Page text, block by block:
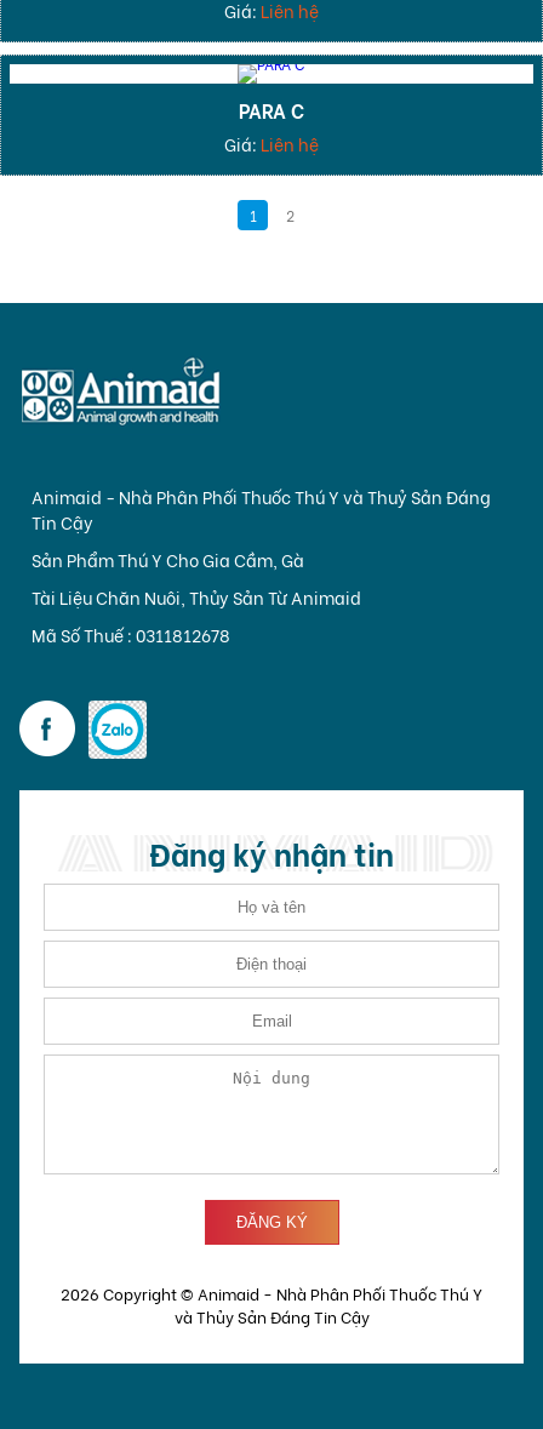
Giá: Liên hệ
PARA C
Giá: Liên hệ
1 2
Animaid - Nhà Phân Phối Thuốc Thú Y và Thuỷ Sản Đáng
Tin Cậy
Sản Phẩm Thú Y Cho Gia Cầm, Gà
Tài Liệu Chăn Nuôi, Thủy Sản Từ Animaid
Mã Số Thuế : 0311812678
Đăng ký nhận tin
2026 Copyright © Animaid - Nhà Phân Phối Thuốc Thú Y
và Thủy Sản Đáng Tin Cậy